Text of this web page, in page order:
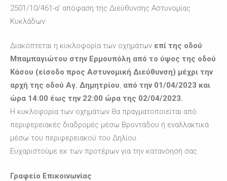
2501/10/461-α’ απόφαση της Διεύθυνσης Αστυνομίας
Κυκλάδων:
Διακόπτεται η κυκλοφορία των οχημάτων επί της οδού
Μπαμπαγιώτου στην Ερμουπόλη από το ύψος της οδού
Κάσου (είσοδο προς Αστυνομική Διεύθυνση) μέχρι την
αρχή της οδού Αγ. Δημητρίου, από την 01/04/2023 και
ώρα 14:00 έως την 22:00 ώρα της 02/04/2023.
Η κυκλοφορία των οχημάτων θα πραγματοποιείται από
περιφερειακές διαδρομές μέσω Βροντάδου ή εναλλακτικά
μέσω του περιφερειακού του Δηλίου.
Ευχαριστούμε εκ των προτέρων για την κατανόησή σας.
Γραφείο Επικοινωνίας